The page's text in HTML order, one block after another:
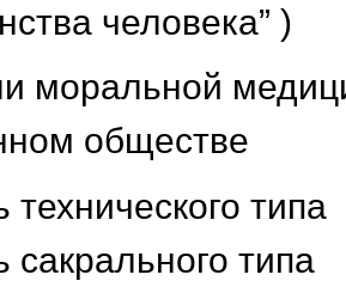
человека” )
моральной
обществе
типа
сакрального типа